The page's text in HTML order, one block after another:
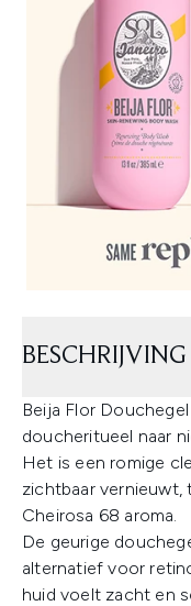
BESCHRIJVING
Beija Flor
doucheritueel naar
Het is een romige
zichtbaar vernieuwt,
Cheirosa 68 aroma.
De geurige
alternatief voor
huid voelt zacht en